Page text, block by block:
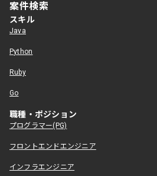
案件検索
スキル
Java
Python
Ruby
Go
職種・ポジション
プログラマー(PG)
フロントエンドエンジニア
インフラエンジニア